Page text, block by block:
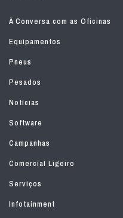
À Conversa com as Oficinas
Equipamentos
Pneus
Pesados
Notícias
Software
Campanhas
Comercial Ligeiro
Serviços
Infotainment